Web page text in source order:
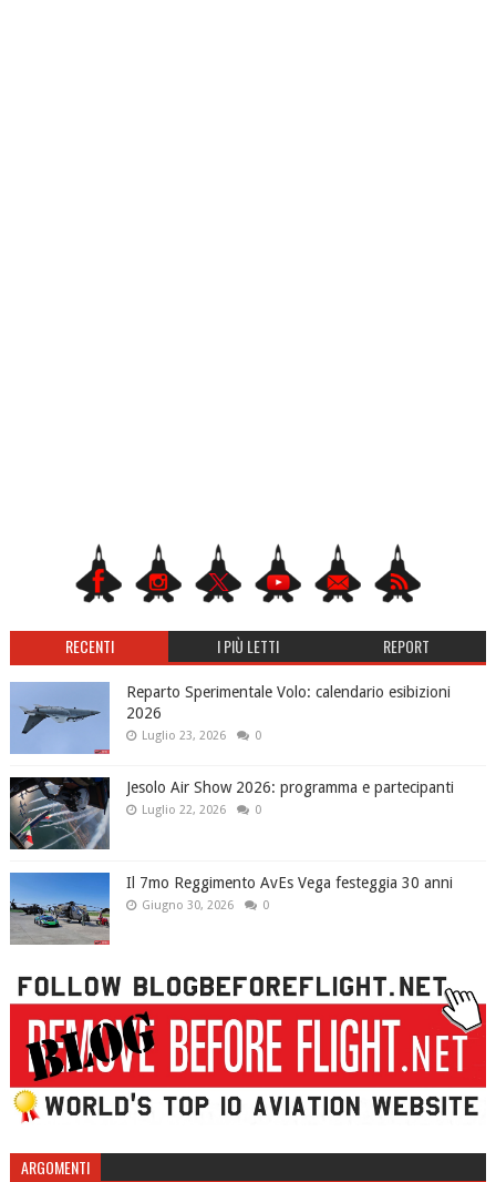
RECENTI I PIÙ LETTI REPORT
Reparto Sperimentale Volo: calendario esibizioni
2026
Luglio 23, 2026 0
Jesolo Air Show 2026: programma e partecipanti
Luglio 22, 2026 0
Il 7mo Reggimento AvEs Vega festeggia 30 anni
Giugno 30, 2026 0
ARGOMENTI